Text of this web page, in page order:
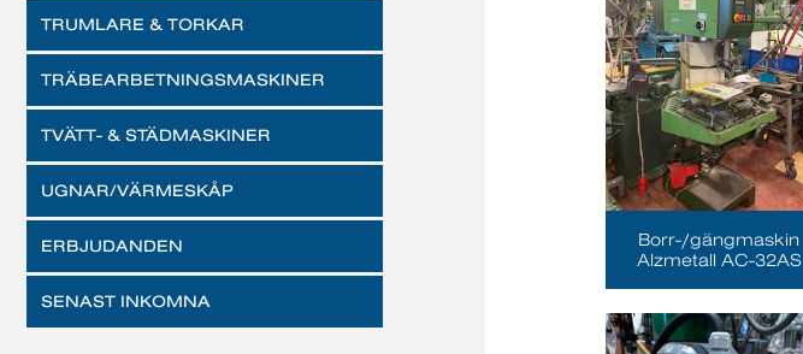
TRUMLARE & TORKAR
TRÄBEARBETNINGSMASKINER
TVÄTT- & STÄDMASKINER
UGNAR/VÄRMESKÅP
ERBJUDANDEN
SENAST INKOMNA
Borr-/gängmaskin
Alzmetall AC-32AS